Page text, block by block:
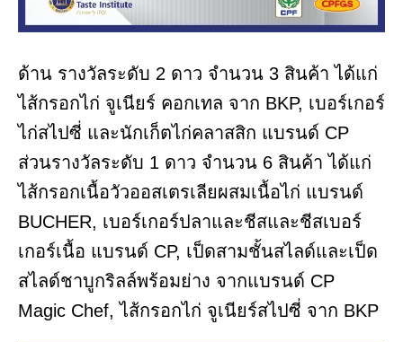
ด้าน รางวัลระดับ 2 ดาว จำนวน 3 สินค้า ได้แก่
ไส้กรอกไก่ จูเนียร์ คอกเทล จาก BKP, เบอร์เกอร์
ไก่สไปซี่ และนักเก็ตไก่คลาสสิก แบรนด์ CP
ส่วนรางวัลระดับ 1 ดาว จำนวน 6 สินค้า ได้แก่
ไส้กรอกเนื้อวัวออสเตรเลียผสมเนื้อไก่ แบรนด์
BUCHER, เบอร์เกอร์ปลาและชีสและชีสเบอร์
เกอร์เนื้อ แบรนด์ CP, เป็ดสามชั้นสไลด์และเป็ด
สไลด์ชาบูกริลล์พร้อมย่าง จากแบรนด์ CP
Magic Chef, ไส้กรอกไก่ จูเนียร์สไปซี่ จาก BKP